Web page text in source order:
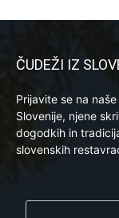
ČUDEŽI IZ
Prijavite se na
Slovenije, njene
dogodkih in
slovenskih